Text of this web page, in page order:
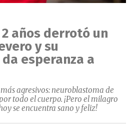
años derrotó un
y su
esperanza a
agresivos: neuroblastoma de
todo el cuerpo. ¡Pero el milagro
se encuentra sano y feliz!